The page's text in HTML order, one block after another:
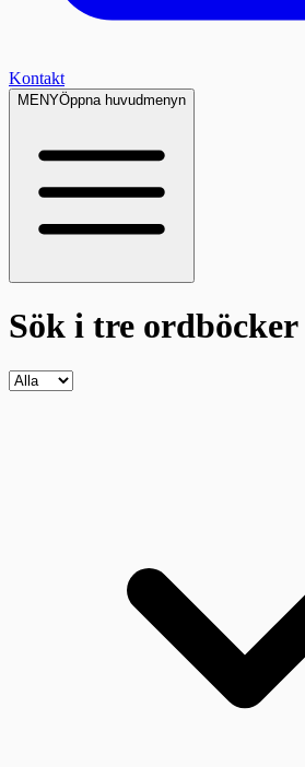
Kontakt
MENYÖppna huvudmenyn
Sök i tre ordböcker